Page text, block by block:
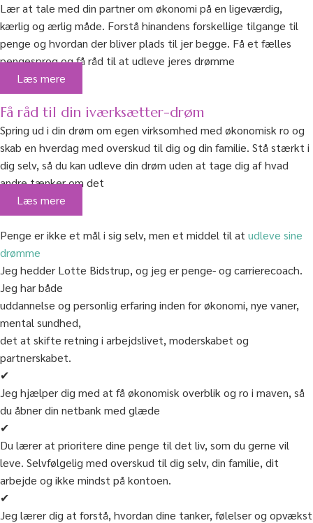
Lær at tale med din partner om økonomi på en ligeværdig,
kærlig og ærlig måde. Forstå hinandens forskellige tilgange til
penge og hvordan der bliver plads til jer begge. Få et fælles
pengesprog og få råd til at udleve jeres drømme
Læs mere
Få råd til din iværksætter-drøm
Spring ud i din drøm om egen virksomhed med økonomisk ro og
skab en hverdag med overskud til dig og din familie. Stå stærkt i
dig selv, så du kan udleve din drøm uden at tage dig af hvad
andre tænker om det
Læs mere
Penge er ikke et mål i sig selv, men et middel til at udleve sine
drømme
Jeg hedder Lotte Bidstrup, og jeg er penge- og carrierecoach.
Jeg har både
uddannelse og personlig erfaring inden for økonomi, nye vaner,
mental sundhed,
det at skifte retning i arbejdslivet, moderskabet og
partnerskabet.
✔
Jeg hjælper dig med at få økonomisk overblik og ro i maven, så
du åbner din netbank med glæde
✔
Du lærer at prioritere dine penge til det liv, som du gerne vil
leve. Selvfølgelig med overskud til dig selv, din familie, dit
arbejde og ikke mindst på kontoen.
✔
Jeg lærer dig at forstå, hvordan dine tanker, følelser og opvækst